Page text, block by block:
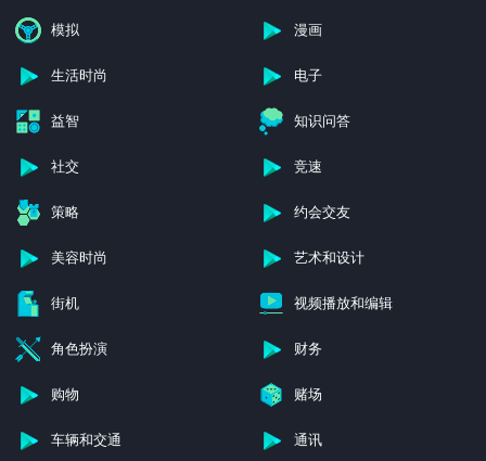
模拟 漫画
生活时尚 电子
益智 知识问答
社交 竞速
策略 约会交友
美容时尚 艺术和设计
街机 视频播放和编辑
角色扮演 财务
购物 赌场
车辆和交通 通讯